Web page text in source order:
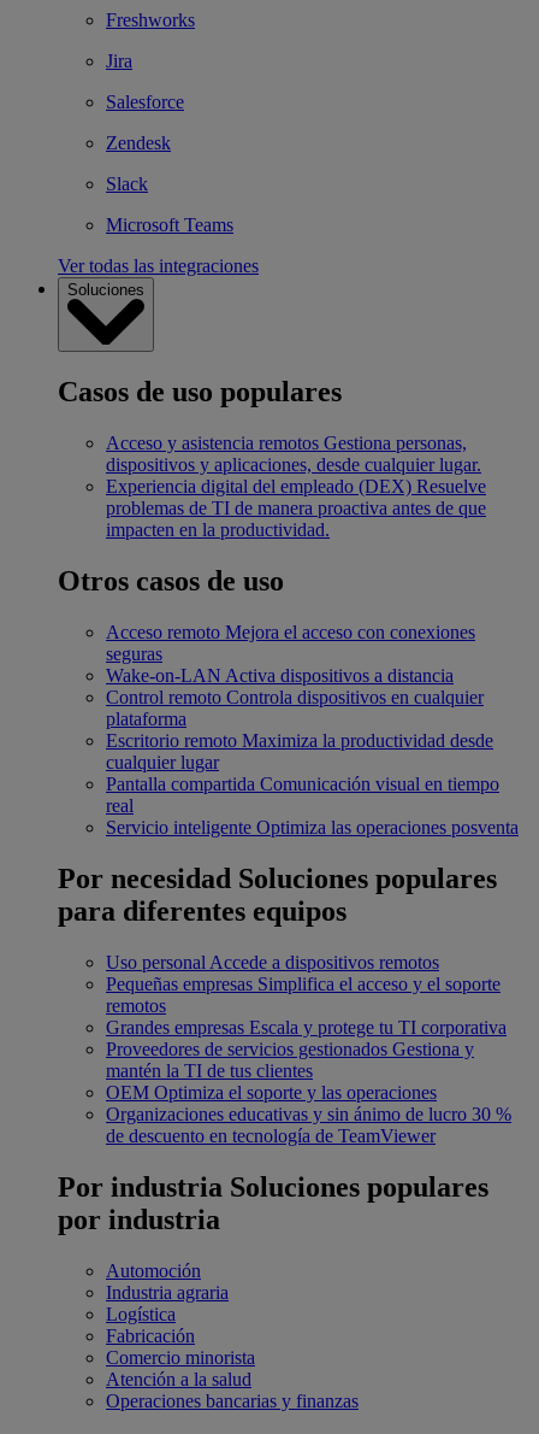
Freshworks
Jira
Salesforce
Zendesk
Slack
Microsoft Teams
Ver todas las integraciones
Soluciones
Casos de uso populares
Acceso y asistencia remotos Gestiona personas,
dispositivos y aplicaciones, desde cualquier lugar.
Experiencia digital del empleado (DEX) Resuelve
problemas de TI de manera proactiva antes de que
impacten en la productividad.
Otros casos de uso
Acceso remoto Mejora el acceso con conexiones
seguras
Wake-on-LAN Activa dispositivos a distancia
Control remoto Controla dispositivos en cualquier
plataforma
Escritorio remoto Maximiza la productividad desde
cualquier lugar
Pantalla compartida Comunicación visual en tiempo
real
Servicio inteligente Optimiza las operaciones posventa
Por necesidad Soluciones populares
para diferentes equipos
Uso personal Accede a dispositivos remotos
Pequeñas empresas Simplifica el acceso y el soporte
remotos
Grandes empresas Escala y protege tu TI corporativa
Proveedores de servicios gestionados Gestiona y
mantén la TI de tus clientes
OEM Optimiza el soporte y las operaciones
Organizaciones educativas y sin ánimo de lucro 30 %
de descuento en tecnología de TeamViewer
Por industria Soluciones populares
por industria
Automoción
Industria agraria
Logística
Fabricación
Comercio minorista
Atención a la salud
Operaciones bancarias y finanzas